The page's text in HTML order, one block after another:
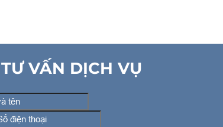
TƯ VẤN DỊCH VỤ